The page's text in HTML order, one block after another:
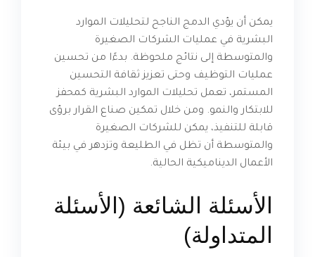
يمكن أن يؤدي الدمج الناجح لتحليلات الموارد
البشرية في عمليات الشركات الصغيرة
والمتوسطة إلى نتائج ملحوظة. بدءًا من تحسين
عمليات التوظيف وحتى تعزيز ثقافة التحسين
المستمر، تعمل تحليلات الموارد البشرية كمحفز
للابتكار والنمو. ومن خلال تمكين صناع القرار برؤى
قابلة للتنفيذ، يمكن للشركات الصغيرة
والمتوسطة أن تظل في الطليعة وتزدهر في بيئة
الأعمال الديناميكية الحالية.
الأسئلة الشائعة (الأسئلة
المتداولة)